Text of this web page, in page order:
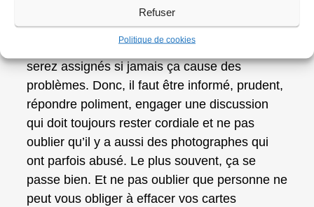
Refuser
Politique de cookies
En fait, ça se passe très bien »
Evidemment, ce n’est pas à vous à faire la
police des bonnes mœurs, mais c’est vous qui
serez assignés si jamais ça cause des
problèmes. Donc, il faut être informé, prudent,
répondre poliment, engager une discussion
qui doit toujours rester cordiale et ne pas
oublier qu’il y a aussi des photographes qui
ont parfois abusé. Le plus souvent, ça se
passe bien. Et ne pas oublier que personne ne
peut vous obliger à effacer vos cartes